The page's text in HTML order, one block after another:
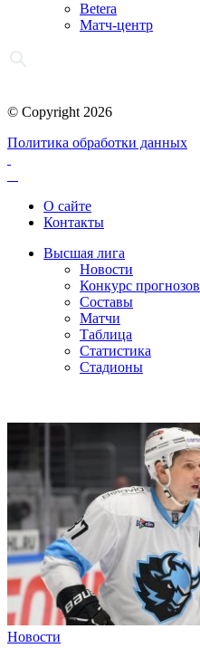
Betera
Матч-центр
© Copyright 2026
Политика обработки данных
О сайте
Контакты
Высшая лига
Новости
Конкурс прогнозов
Составы
Матчи
Таблица
Статистика
Стадионы
Новости